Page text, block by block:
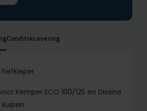
ConditieLevering
hefkieper
Kemper ECO 100/125 en Diosna
kuipen